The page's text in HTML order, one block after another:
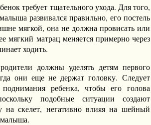
требует тщательного ухода. Для того,
развивался правильно, его постель
мягкой, она не должна провисать или
мягкий матрац меняется примерно через
ходить.
должны уделять детям первого
они еще не держат головку. Следует
поднимания ребенка, чтобы его голова
подобные ситуации создают
на скелет, негативно влияя на шейный
малыша.